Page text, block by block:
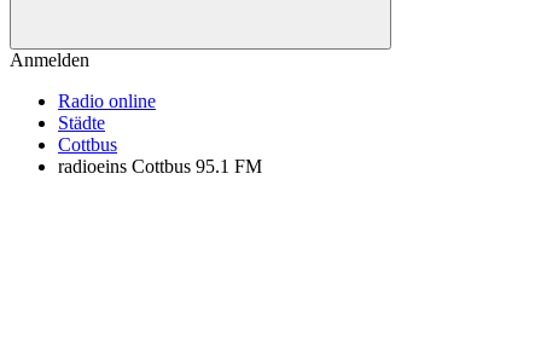
Anmelden
Radio online
Städte
Cottbus
radioeins Cottbus 95.1 FM